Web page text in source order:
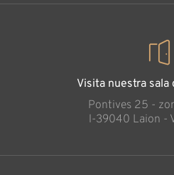
Visita nuestra sala
Pontives 25 -
l-39040 Laion -